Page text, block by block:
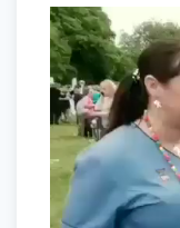
Videospeler